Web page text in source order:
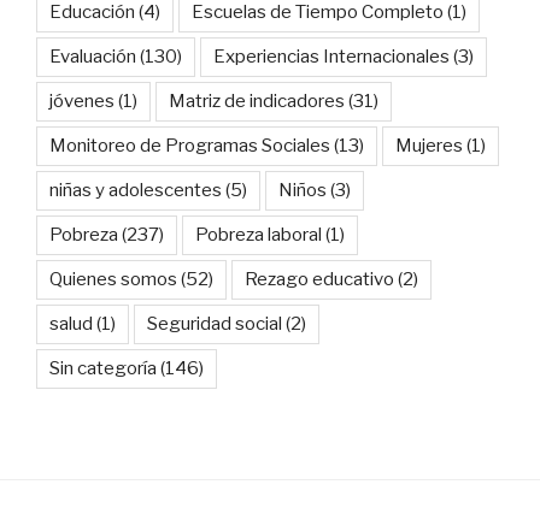
Educación (4) Escuelas de Tiempo Completo (1)
Evaluación (130) Experiencias Internacionales (3)
jóvenes (1) Matriz de indicadores (31)
Monitoreo de Programas Sociales (13) Mujeres (1)
niñas y adolescentes (5) Niños (3)
Pobreza (237) Pobreza laboral (1)
Quienes somos (52) Rezago educativo (2)
salud (1) Seguridad social (2)
Sin categoría (146)